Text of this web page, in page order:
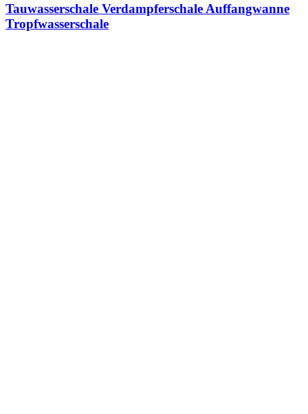
Tauwasserschale Verdampferschale Auffangwanne
Tropfwasserschale